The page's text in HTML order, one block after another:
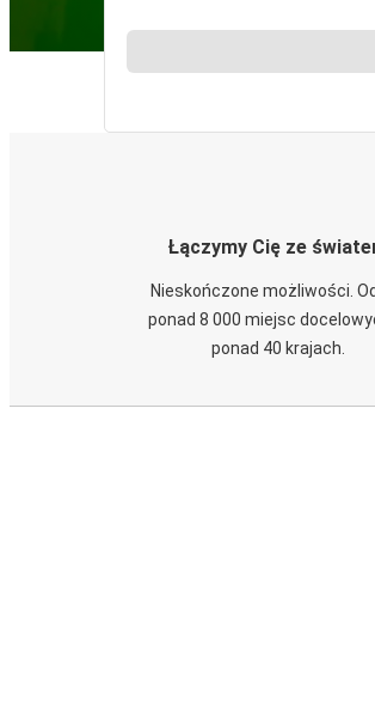
Łączymy Cię ze
Nieskończone możliwości.
ponad 8 000 miejsc
ponad 40 krajach.